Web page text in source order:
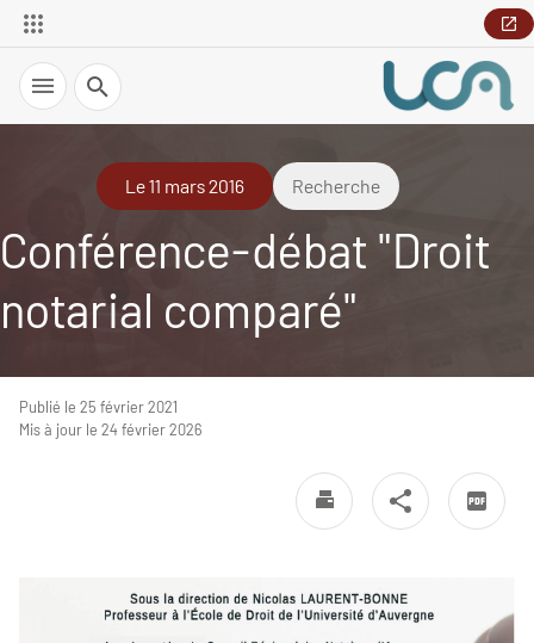
Recherche
Le 11 mars 2016 Recherche
Conférence-débat "Droit
notarial comparé"
Publié le 25 février 2021
Mis à jour le 24 février 2026